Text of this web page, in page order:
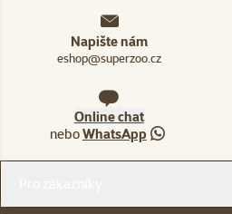
Napište nám
eshop@superzoo.cz
Online chat
neboWhatsApp